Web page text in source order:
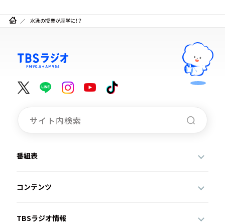
水泳の授業が座学に！？
番組表
コンテンツ
TBSラジオ情報